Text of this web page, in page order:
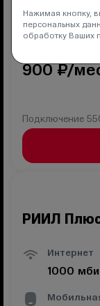
900₽/
Подключение
РИИЛ
Интернет
1000
Нажимая кнопку,
персональных
обработку Ваших